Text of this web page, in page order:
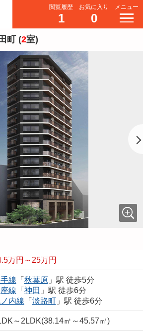
閲覧履歴
1
お気に入り
0
メニュー
町 (2室)
万円～25万円
線 「 秋葉原」駅 徒歩5分
線 「 神田 」駅 徒歩6分
内線 「 淡路町」駅 徒歩6分
～2LDK(38.14㎡～45.57㎡)